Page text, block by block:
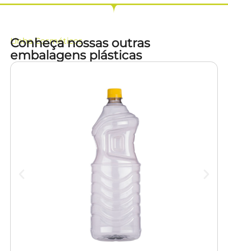
LinhaCosméticos
Conheça nossas outras
embalagens plásticas